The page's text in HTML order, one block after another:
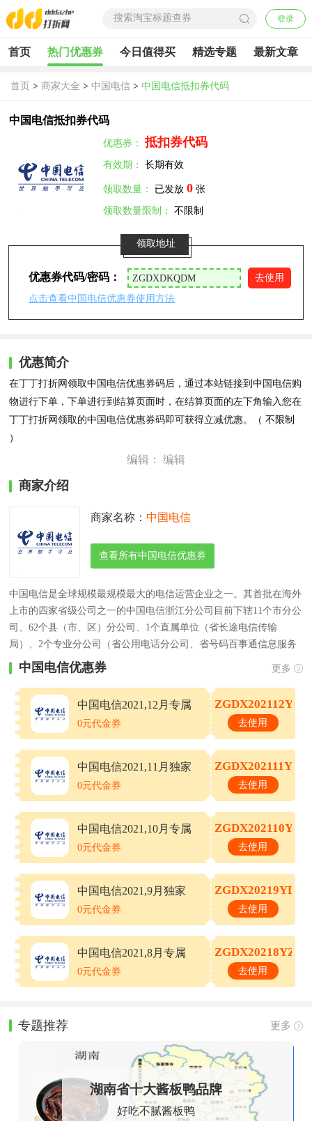
登录
首页 热门优惠券 今日值得买 精选专题 最新文章
首页 > 商家大全 > 中国电信 > 中国电信抵扣券代码
中国电信抵扣券代码
优惠券： 抵扣券代码
有效期： 长期有效
领取数量： 已发放0 张
领取数量限制： 不限制
领取地址
优惠券代码/密码：
去使用
点击查看中国电信优惠券使用方法
优惠简介
在丁丁打折网领取中国电信优惠券码后，通过本站链接到中国电信购
物进行下单，下单进行到结算页面时，在结算页面的左下角输入您在
丁丁打折网领取的中国电信优惠券码即可获得立减优惠。
（不限制
）
编辑： 编辑
商家介绍
商家名称：中国电信
查看所有中国电信优惠券
中国电信是全球规模最规模最大的电信运营企业之一。其首批在海外
上市的四家省级公司之一的中国电信浙江分公司目前下辖11个市分公
司、62个县（市、区）分公司、1个直属单位（省长途电信传输
局）、2个专业分公司（省公用电话分公司、省号码百事通信息服务
分公司，控股公众信息产业有限公司、公众信息集成有限公司。公司
总资产490亿元，主实业从业人员5.3万人。浙江公司在网络、品牌、
技术、人才等方面独具优势，位列全国前茅。我们深知客户是企业立
足之根本：长期秉承“用心服务，用户至上”的理念，全情服务近1800
万固定电话用户，800万宽带客户，800万移动客户。
中国电信优惠券 更多
中国电信2021,12月专属
优惠券
0元代金券 去使用
中国电信2021,11月独家
优惠券
0元代金券 去使用
中国电信2021,10月专属
优惠券
0元代金券 去使用
中国电信2021,9月独家
优惠券
0元代金券 去使用
中国电信2021,8月专属
优惠券
0元代金券 去使用
专题推荐 更多
湖南省十大酱板鸭品牌
好吃不腻酱板鸭